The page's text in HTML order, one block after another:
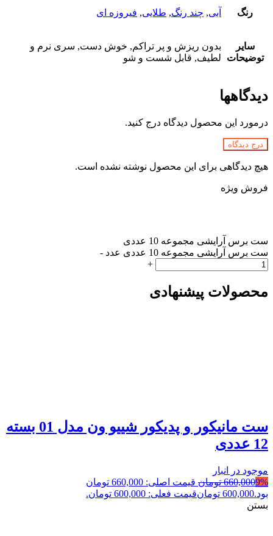
رنگ آبی, چند رنگ, طلایی, فیروزه ای
سایر
توضیحات
بدون ریزش و پر تراکم, خوش دست, سری نرم و
لطیف, قابل شست و شو
دیدگاهها
درمورد این محصول دیدگاه درج کنید.
درج دیدگاه
هیچ دیدگاهی برای این محصول نوشته نشده است.
فروش ویژه
ست برس آرایشی مجموعه 10 عددی
ست برس آرایشی مجموعه 10 عددی عدد
-
+
محصولات پیشنهادی
ست مانیکور و پدیکور شییو ون مدل 01 بسته
12 عددی
موجود در انبار
9%
660,000 تومان
قیمت اصلی: 660,000 تومان
بود.600,000 تومانقیمت فعلی: 600,000 تومان.
بستن